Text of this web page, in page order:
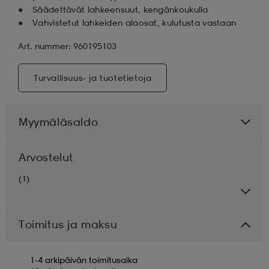
Säädettävät lahkeensuut, kengänkoukulla
Vahvistetut lahkeiden alaosat, kulutusta vastaan
Art. nummer: 960195103
Turvallisuus- ja tuotetietoja
Myymäläsaldo
Arvostelut
(1)
Toimitus ja maksu
1-4 arkipäivän toimitusaika